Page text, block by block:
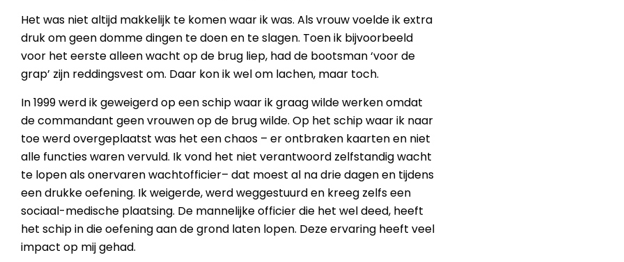
Het was niet altijd makkelijk te komen waar ik was. Als vrouw voelde ik extra
druk om geen domme dingen te doen en te slagen. Toen ik bijvoorbeeld
voor het eerste alleen wacht op de brug liep, had de bootsman ‘voor de
grap’ zijn reddingsvest om. Daar kon ik wel om lachen, maar toch.
In 1999 werd ik geweigerd op een schip waar ik graag wilde werken omdat
de commandant geen vrouwen op de brug wilde. Op het schip waar ik naar
toe werd overgeplaatst was het een chaos – er ontbraken kaarten en niet
alle functies waren vervuld. Ik vond het niet verantwoord zelfstandig wacht
te lopen als onervaren wachtofficier– dat moest al na drie dagen en tijdens
een drukke oefening. Ik weigerde, werd weggestuurd en kreeg zelfs een
sociaal-medische plaatsing. De mannelijke officier die het wel deed, heeft
het schip in die oefening aan de grond laten lopen. Deze ervaring heeft veel
impact op mij gehad.